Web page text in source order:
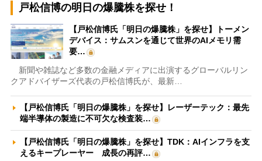
戸松信博の明日の爆騰株を探せ！
【戸松信博氏「明日の爆騰株」を探せ】トーメン
デバイス：サムスンを通じて世界のAIメモリ需
要…
新聞や雑誌など多数の金融メディアに出演するグローバルリン
クアドバイザーズ代表の戸松信博氏が、最新…
【戸松信博氏「明日の爆騰株」を探せ】レーザーテック：最先
端半導体の製造に不可欠な検査装…
【戸松信博氏「明日の爆騰株」を探せ】TDK：AIインフラを支
えるキープレーヤー 成長の再評…